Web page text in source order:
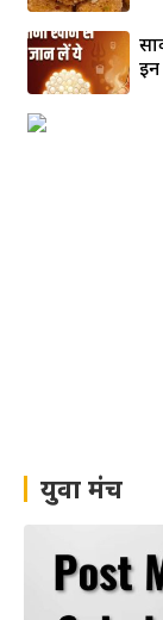
युवा मंच